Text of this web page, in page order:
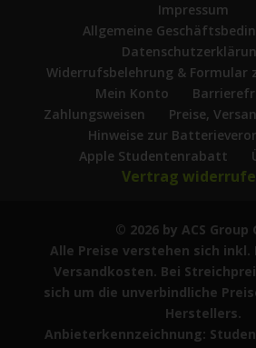
Impressum
Allgemeine
Widerrufsbelehrung & Formular
Mein Konto
Zahlungsweisen
Preise,
Hinweise zur
Apple Studentenrabatt
Vertrag
© 2026 by ACS Group
Alle Preise verstehen sich inkl.
Versandkosten. Bei
sich um die unverbindliche
Herstellers.
Anbieterkennzeichnung: